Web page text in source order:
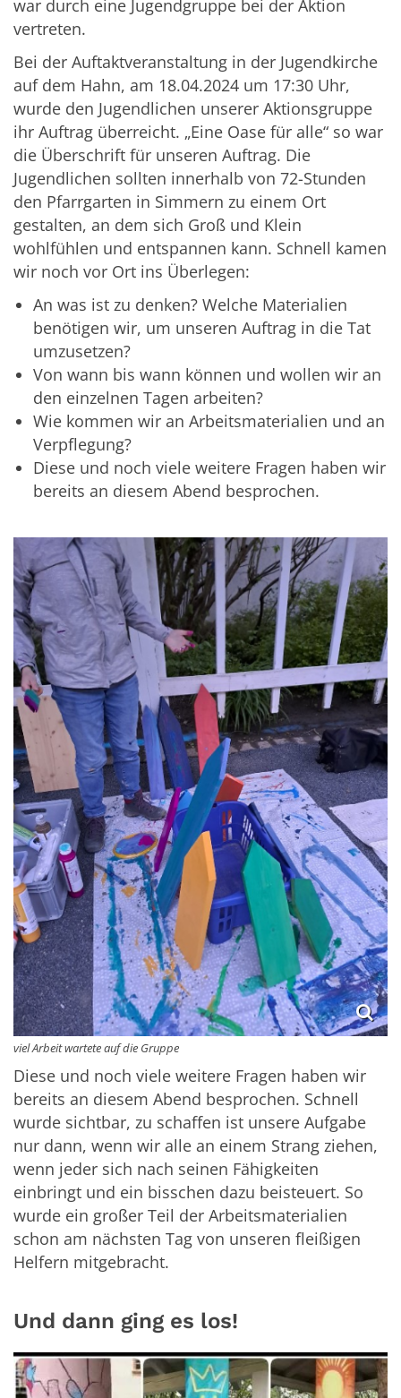
war durch eine Jugendgruppe bei der Aktion
vertreten.
Bei der Auftaktveranstaltung in der Jugendkirche
auf dem Hahn, am 18.04.2024 um 17:30 Uhr,
wurde den Jugendlichen unserer Aktionsgruppe
ihr Auftrag überreicht. „Eine Oase für alle“ so war
die Überschrift für unseren Auftrag. Die
Jugendlichen sollten innerhalb von 72-Stunden
den Pfarrgarten in Simmern zu einem Ort
gestalten, an dem sich Groß und Klein
wohlfühlen und entspannen kann. Schnell kamen
wir noch vor Ort ins Überlegen:
An was ist zu denken? Welche Materialien
benötigen wir, um unseren Auftrag in die Tat
umzusetzen?
Von wann bis wann können und wollen wir an
den einzelnen Tagen arbeiten?
Wie kommen wir an Arbeitsmaterialien und an
Verpflegung?
Diese und noch viele weitere Fragen haben wir
bereits an diesem Abend besprochen.
viel Arbeit wartete auf die Gruppe
Diese und noch viele weitere Fragen haben wir
bereits an diesem Abend besprochen. Schnell
wurde sichtbar, zu schaffen ist unsere Aufgabe
nur dann, wenn wir alle an einem Strang ziehen,
wenn jeder sich nach seinen Fähigkeiten
einbringt und ein bisschen dazu beisteuert. So
wurde ein großer Teil der Arbeitsmaterialien
schon am nächsten Tag von unseren fleißigen
Helfern mitgebracht.
Und dann ging es los!